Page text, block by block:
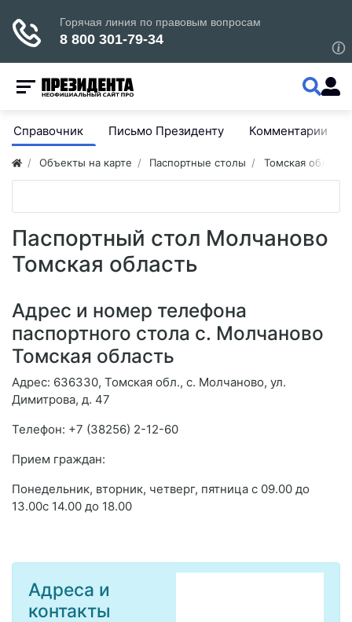
Справочник Письмо Президенту Комментарии
Объекты на карте Паспортные столы Томская область
Паспортный стол Молчаново
Томская область
Адрес и номер телефона
паспортного стола с. Молчаново
Томская область
Адрес: 636330, Томская обл., с. Молчаново, ул.
Димитрова, д. 47
Телефон: +7 (38256) 2-12-60
Прием граждан:
Понедельник, вторник, четверг, пятница с 09.00 до
13.00с 14.00 до 18.00
Адреса и
контакты